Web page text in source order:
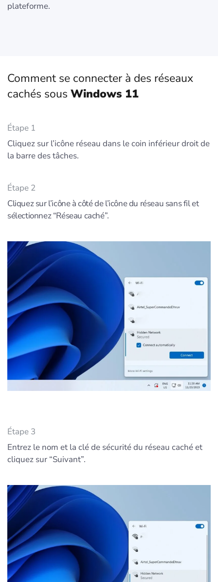
plateforme.
Comment se connecter à des réseaux
cachés sous Windows 11
Étape 1
Cliquez sur l’icône réseau dans le coin inférieur droit de
la barre des tâches.
Étape 2
Cliquez sur l’icône à côté de l’icône du réseau sans fil et
sélectionnez “Réseau caché”.
Étape 3
Entrez le nom et la clé de sécurité du réseau caché et
cliquez sur “Suivant”.